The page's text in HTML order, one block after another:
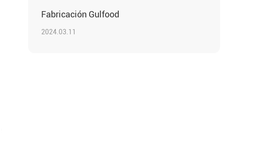
Fabricación Gulfood
2024.03.11